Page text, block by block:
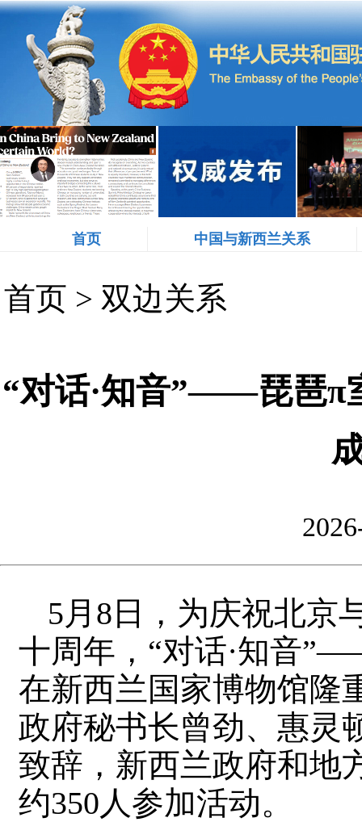
首页 中国与新西兰关系
首页 > 双边关系
“对话·知音”——琵琶π
5月8日，为庆祝北京
十周年，“对话·知音
在新西兰国家博物馆隆
政府秘书长曾劲、惠灵
致辞，新西兰政府和地
约350人参加活动。